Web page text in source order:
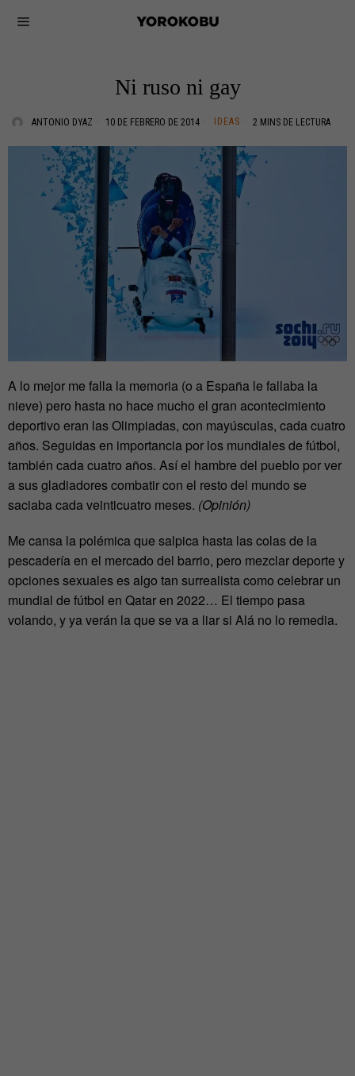
Ni ruso ni gay
ANTONIO DYAZ 10 DE FEBRERO DE 2014 IDEAS 2 MINS DE LECTURA
A lo mejor me falla la memoria (o a España le fallaba la
nieve) pero hasta no hace mucho el gran acontecimiento
deportivo eran las Olimpiadas, con mayúsculas, cada cuatro
años. Seguidas en importancia por los mundiales de fútbol,
también cada cuatro años. Así el hambre del pueblo por ver
a sus gladiadores combatir con el resto del mundo se
saciaba cada veinticuatro meses. (Opinión)
Me cansa la polémica que salpica hasta las colas de la
pescadería en el mercado del barrio, pero mezclar deporte y
opciones sexuales es algo tan surrealista como celebrar un
mundial de fútbol en Qatar en 2022… El tiempo pasa
volando, y ya verán la que se va a liar si Alá no lo remedia.